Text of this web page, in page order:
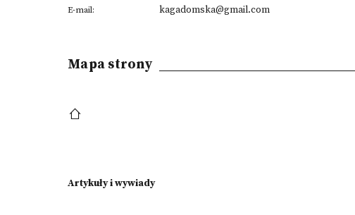
E-mail: kagadomska@gmail.com
Mapa strony
Artykuły i wywiady